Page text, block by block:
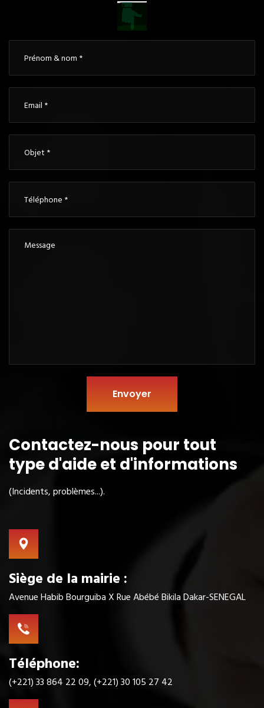
Envoyer
Contactez-nous pour tout
typed'aide et d'informations
(Incidents, problèmes...).
Siège de la mairie :
Avenue Habib Bourguiba X Rue Abébé Bikila Dakar-SENEGAL
Téléphone:
(+221) 33 864 22 09, (+221) 30 105 27 42